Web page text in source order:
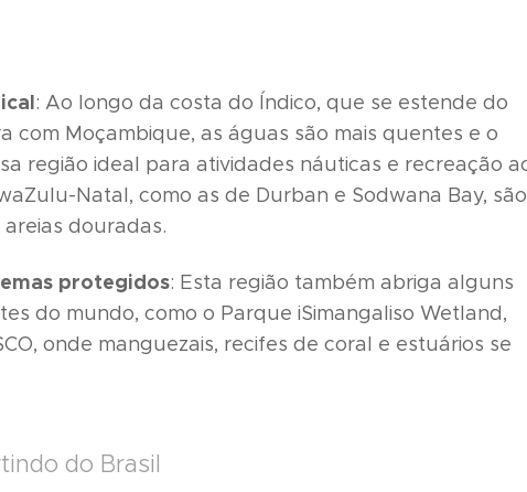
: Ao longo da costa do Índico, que se estende do
com Moçambique, as águas são mais quentes e o
região ideal para atividades náuticas e recreação
Natal, como as de Durban e Sodwana Bay, são
douradas.
protegidos: Esta região também abriga alguns
do mundo, como o Parque iSimangaliso Wetland,
onde manguezais, recifes de coral e estuários se
do Brasil